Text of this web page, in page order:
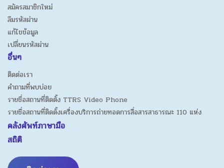
สมัครสมาชิกใหม่
ลืมรหัสผ่าน
แก้ไขข้อมูล
เปลี่ยนรหัสผ่าน
อื่นๆ
ติดต่อเรา
คำถามที่พบบ่อย
รายชื่อสถานที่ติดตั้ง TTRS Video Phone
รายชื่อสถานที่ติดตั้งเครื่องบริการถ่ายทอดการสื่อสารสาธารณะ 110 แห่ง
คลังศัพท์ภาษามือ
สถิติ